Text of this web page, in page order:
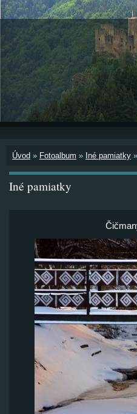
Úvod » Fotoalbum » Iné pamiatky »
Iné pamiatky